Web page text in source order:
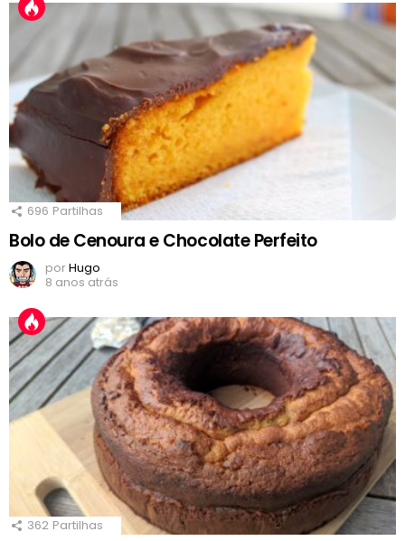
696 Partilhas
Bolo de Cenoura e Chocolate Perfeito
porHugo
8 anos atrás
362 Partilhas